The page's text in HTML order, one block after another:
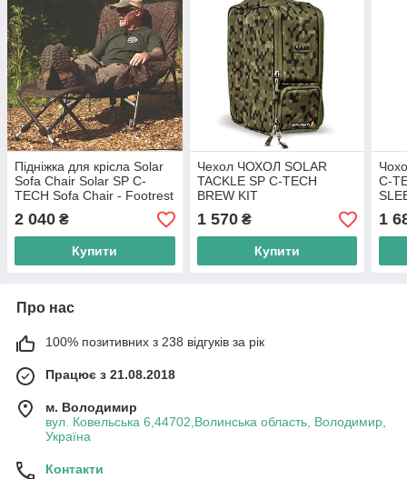
Підніжка для крісла Solar
Sofa Chair Solar SP C-
TECH Sofa Chair - Footrest
2 040 ₴
Купити
Чехол ЧОХОЛ SOLAR
TACKLE SP C-TECH
BREW KIT
1 570₴
Купити
C-
1
Про нас
100% позитивних з 238 відгуків за рік
Працює з 21.08.2018
м. Володимир
вул. Ковельська 6,44702,Волинська область, Володимир,
Україна
Контакти